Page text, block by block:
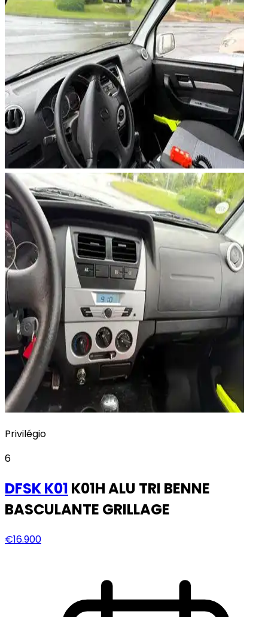
Privilégio
6
DFSKK01 K01H ALU TRI BENNE
BASCULANTE GRILLAGE
€16.900